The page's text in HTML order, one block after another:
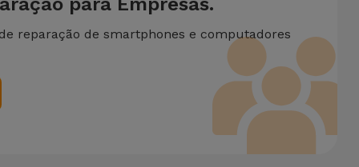
reparação de smartphones e computadores